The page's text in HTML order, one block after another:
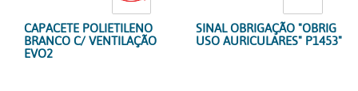
CAPACETE POLIETILENO
BRANCO C/ VENTILAÇÃO
EVO2
SINAL OBRIGAÇÃO "OBRIG
USO AURICULARES" P1453"